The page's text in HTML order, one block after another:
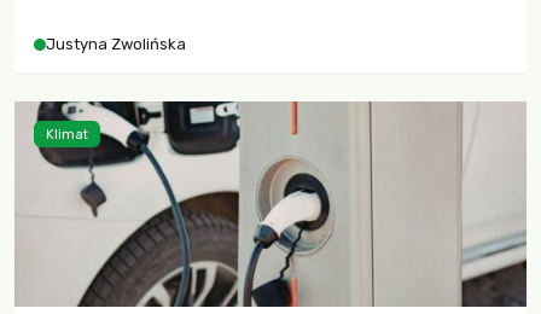
Justyna Zwolińska
Klimat